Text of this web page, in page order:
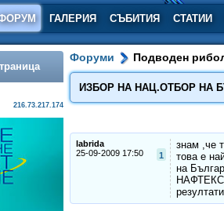
ГАЛЕРИЯ СЪБИТИЯ СТАТИИ
216.73.217.174
Форуми Подводен
ИЗБОР НА НАЦ.ОТБОР НА
labrida
1
25-09-2009 17:50
знам ,че
това е
на
НАФТЕКС